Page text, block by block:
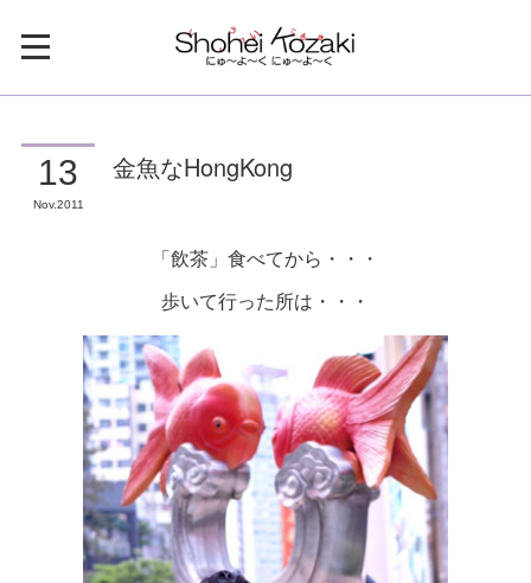
13
Nov 2011
金魚なHongKong
「飲茶」食べてから・・・
歩いて行った所は・・・